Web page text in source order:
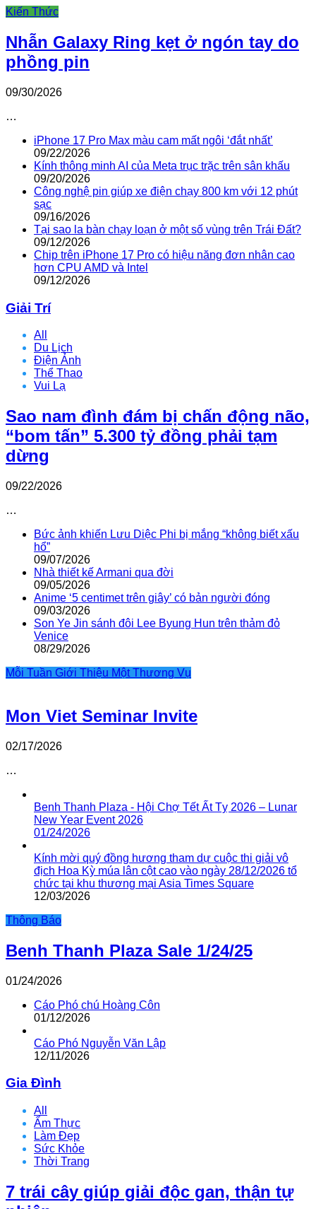
Kiến Thức
Nhẫn Galaxy Ring kẹt ở ngón tay do
phồng pin
09/30/2026
…
iPhone 17 Pro Max màu cam mất ngôi ‘đắt nhất’
09/22/2026
Kính thông minh AI của Meta trục trặc trên sân khấu
09/20/2026
Công nghệ pin giúp xe điện chạy 800 km với 12 phút
sạc
09/16/2026
Tại sao la bàn chạy loạn ở một số vùng trên Trái Đất?
09/12/2026
Chip trên iPhone 17 Pro có hiệu năng đơn nhân cao
hơn CPU AMD và Intel
09/12/2026
Giải Trí
All
Du Lịch
Điện Ảnh
Thể Thao
Vui Lạ
Sao nam đình đám bị chấn động não,
“bom tấn” 5.300 tỷ đồng phải tạm
dừng
09/22/2026
…
Bức ảnh khiến Lưu Diệc Phi bị mắng “không biết xấu
hổ”
09/07/2026
Nhà thiết kế Armani qua đời
09/05/2026
Anime ‘5 centimet trên giây’ có bản người đóng
09/03/2026
Son Ye Jin sánh đôi Lee Byung Hun trên thảm đỏ
Venice
08/29/2026
Mỗi Tuần Giới Thiệu Một Thương Vụ
Mon Viet Seminar Invite
02/17/2026
…
Benh Thanh Plaza - Hội Chợ Tết Ất Tỵ 2026 – Lunar
New Year Event 2026
01/24/2026
Kính mời quý đồng hương tham dự cuộc thi giải vô
địch Hoa Kỳ múa lân cột cao vào ngày 28/12/2026 tổ
chức tại khu thương mại Asia Times Square
12/03/2026
Thông Báo
Benh Thanh Plaza Sale 1/24/25
01/24/2026
Cáo Phó chú Hoàng Côn
01/12/2026
Cáo Phó Nguyễn Văn Lập
12/11/2026
Gia Đình
All
Ẩm Thực
Làm Đẹp
Sức Khỏe
Thời Trang
7 trái cây giúp giải độc gan, thận tự